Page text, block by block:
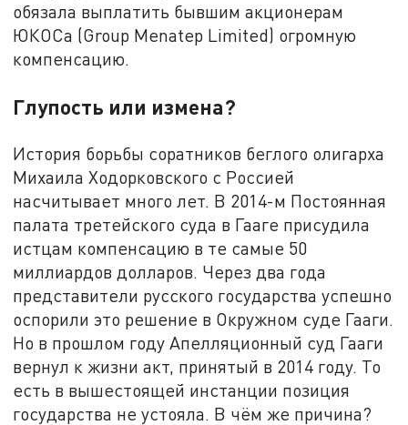
обязала выплатить бывшим акционерам
ЮКОСа (Group Menatep Limited) огромную
компенсацию.
Глупость или измена?
История борьбы соратников беглого олигарха
Михаила Ходорковского с Россией
насчитывает много лет. В 2014-м Постоянная
палата третейского суда в Гааге присудила
истцам компенсацию в те самые 50
миллиардов долларов. Через два года
представители русского государства успешно
оспорили это решение в Окружном суде Гааги.
Но в прошлом году Апелляционный суд Гааги
вернул к жизни акт, принятый в 2014 году. То
есть в вышестоящей инстанции позиция
государства не устояла. В чём же причина?